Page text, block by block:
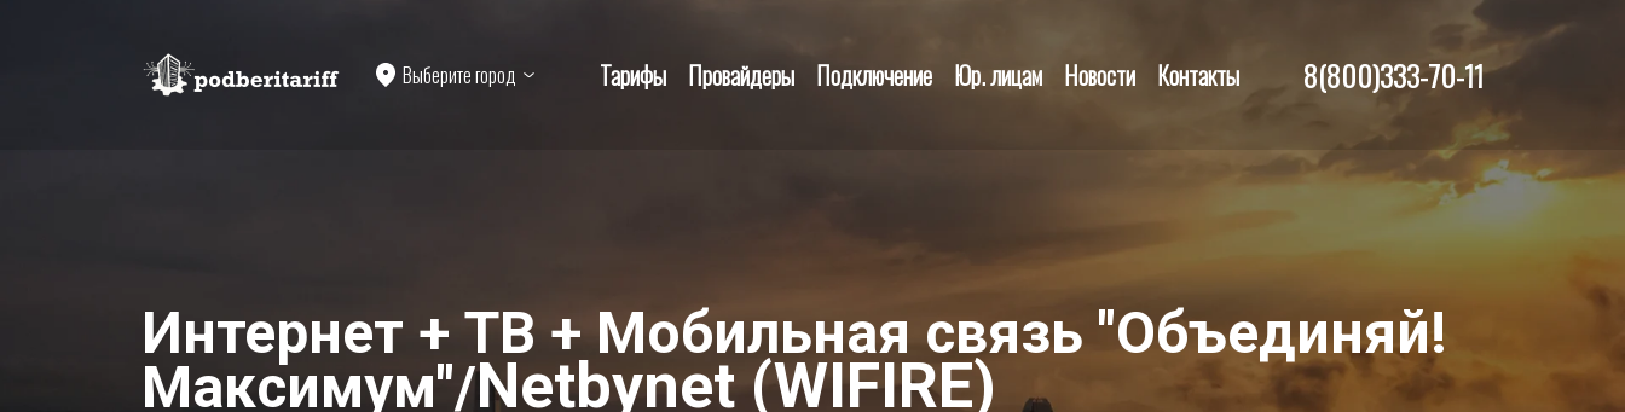
Выберите город Тарифы Провайдеры Подключение Юр. лицам Новости Контакты 8(800)333-70-11
Интернет + ТВ + Мобильная связь "Объединяй!
Максимум"/Netbynet (WIFIRE)